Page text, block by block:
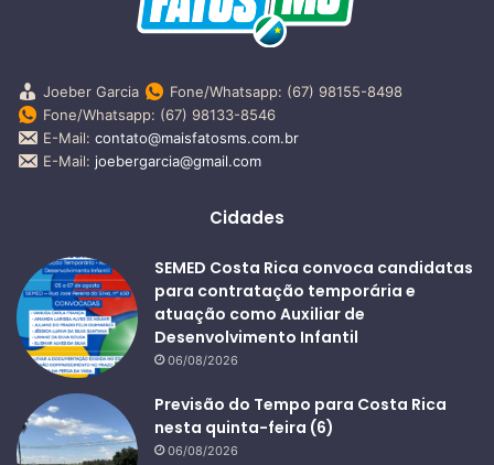
Joeber Garcia
Fone/Whatsapp: (67) 98155-8498
Fone/Whatsapp: (67) 98133-8546
E-Mail: contato@maisfatosms.com.br
E-Mail: joebergarcia@gmail.com
Cidades
SEMED Costa Rica convoca candidatas
para contratação temporária e
atuação como Auxiliar de
Desenvolvimento Infantil
06/08/2026
Previsão do Tempo para Costa Rica
nesta quinta-feira (6)
06/08/2026